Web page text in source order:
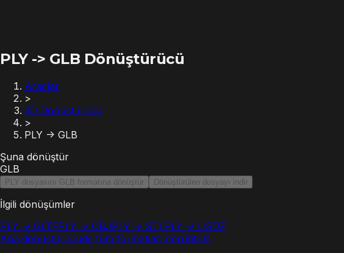
PLY -> GLB Dönüştürücü
Araçlar
>
3D Dönüştürücü
>
PLY -> GLB
Şuna dönüştür
GLB
PLY dosyasını GLB formatına dönüştür Dönüştürülen dosyayı indir
İlgili dönüşümler
PLY -> GLTFPLY -> OBJPLY -> STLPLY -> USDZ
Ana dönüştürücüde tüm formatları görüntüle